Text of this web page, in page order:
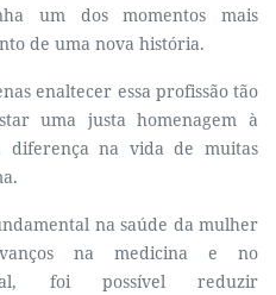
um dos momentos mais
de uma nova história.
enaltecer essa profissão tão
uma justa homenagem à
na vida de muitas
na saúde da mulher
na medicina e no
foi possível reduzir